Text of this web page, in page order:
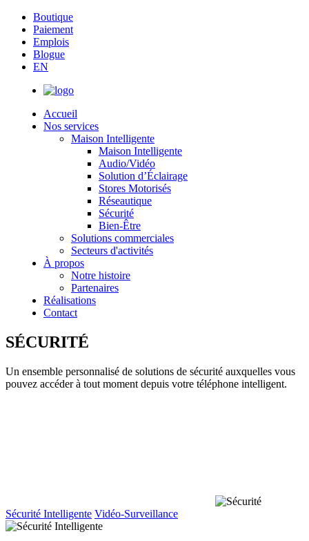
Boutique
Paiement
Emplois
Blogue
EN
Accueil
Nos services
Maison Intelligente
Maison Intelligente
Audio/Vidéo
Solution d’Éclairage
Stores Motorisés
Réseautique
Sécurité
Bien-Être
Solutions commerciales
Secteurs d'activités
À propos
Notre histoire
Partenaires
Réalisations
Contact
SÉCURITÉ
Un ensemble personnalisé de solutions de sécurité auxquelles vous
pouvez accéder à tout moment depuis votre téléphone intelligent.
Sécurité Intelligente Vidéo-Surveillance